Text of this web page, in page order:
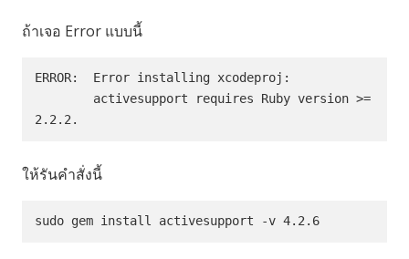
ถ้าเจอ Error แบบนี้
ERROR:  Error installing xcodeproj:
2.2.2.
ให้รันคำสั่งนี้
sudo gem install activesupport -v 4.2.6